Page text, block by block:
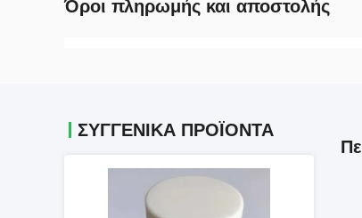
Όροι πληρωμής και αποστολής
ΣΥΓΓΕΝΙΚΆ ΠΡΟΪΌΝΤΑ